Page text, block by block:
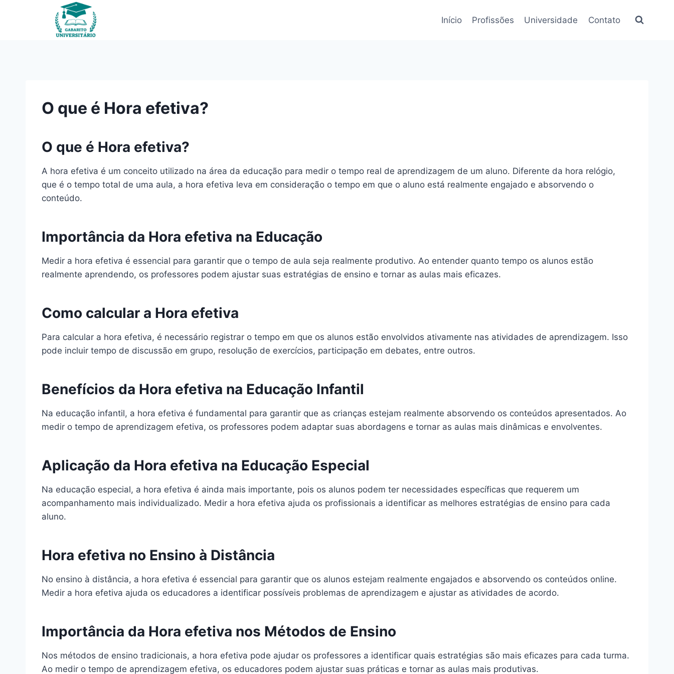
Início Profissões Universidade Contato
O que é Hora efetiva?
O que é Hora efetiva?
A hora efetiva é um conceito utilizado na área da educação para medir o tempo real de aprendizagem de um aluno. Diferente da hora relógio,
que é o tempo total de uma aula, a hora efetiva leva em consideração o tempo em que o aluno está realmente engajado e absorvendo o
conteúdo.
Importância da Hora efetiva na Educação
Medir a hora efetiva é essencial para garantir que o tempo de aula seja realmente produtivo. Ao entender quanto tempo os alunos estão
realmente aprendendo, os professores podem ajustar suas estratégias de ensino e tornar as aulas mais eficazes.
Como calcular a Hora efetiva
Para calcular a hora efetiva, é necessário registrar o tempo em que os alunos estão envolvidos ativamente nas atividades de aprendizagem. Isso
pode incluir tempo de discussão em grupo, resolução de exercícios, participação em debates, entre outros.
Benefícios da Hora efetiva na Educação Infantil
Na educação infantil, a hora efetiva é fundamental para garantir que as crianças estejam realmente absorvendo os conteúdos apresentados. Ao
medir o tempo de aprendizagem efetiva, os professores podem adaptar suas abordagens e tornar as aulas mais dinâmicas e envolventes.
Aplicação da Hora efetiva na Educação Especial
Na educação especial, a hora efetiva é ainda mais importante, pois os alunos podem ter necessidades específicas que requerem um
acompanhamento mais individualizado. Medir a hora efetiva ajuda os profissionais a identificar as melhores estratégias de ensino para cada
aluno.
Hora efetiva no Ensino à Distância
No ensino à distância, a hora efetiva é essencial para garantir que os alunos estejam realmente engajados e absorvendo os conteúdos online.
Medir a hora efetiva ajuda os educadores a identificar possíveis problemas de aprendizagem e ajustar as atividades de acordo.
Importância da Hora efetiva nos Métodos de Ensino
Nos métodos de ensino tradicionais, a hora efetiva pode ajudar os professores a identificar quais estratégias são mais eficazes para cada turma.
Ao medir o tempo de aprendizagem efetiva, os educadores podem ajustar suas práticas e tornar as aulas mais produtivas.